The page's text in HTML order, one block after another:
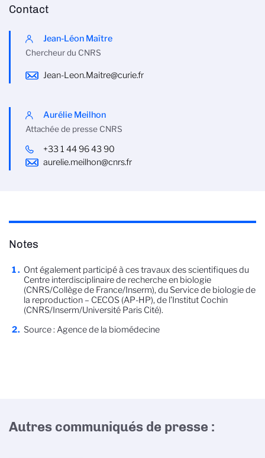
Contact
Jean-Léon Maître
Chercheur du CNRS
Jean-Leon.Maitre@curie.fr
Aurélie Meilhon
Attachée de presse CNRS
+33 1 44 96 43 90
aurelie.meilhon@cnrs.fr
Notes
Ont également participé à ces travaux des scientifiques du
Centre interdisciplinaire de recherche en biologie
(CNRS/Collège de France/Inserm), du Service de biologie de
la reproduction – CECOS (AP-HP), de l’Institut Cochin
(CNRS/Inserm/Université Paris Cité).
Source : Agence de la biomédecine
Autres communiqués de presse :